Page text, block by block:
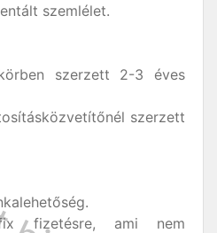
szemlélet.
szerzett 2-3 éves
szerzett
fix fizetésre, ami nem